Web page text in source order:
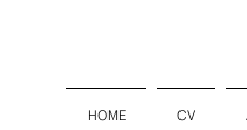
HOME CV